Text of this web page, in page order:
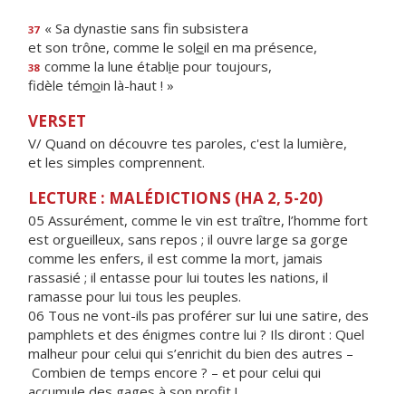
37 « Sa dynastie sans fn subsistera
et son trône, comme le soleil en ma présence,
38 comme la lune établie pour toujours,
fidèle témoin là-haut ! »
VERSET
V/ Quand on découvre tes paroles, c'est la lumière,
et les simples comprennent.
LECTURE : MALÉDICTIONS (HA 2, 5-20)
05 Assurément, comme le vin est traître, l’homme fort
est orgueilleux, sans repos ; il ouvre large sa gorge
comme les enfers, il est comme la mort, jamais
rassasié ; il entasse pour lui toutes les nations, il
ramasse pour lui tous les peuples.
06 Tous ne vont-ils pas proférer sur lui une satire, des
pamphlets et des énigmes contre lui ? Ils diront : Quel
malheur pour celui qui s’enrichit du bien des autres –
Combien de temps encore ? – et pour celui qui